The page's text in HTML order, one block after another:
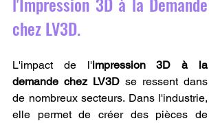
chez LV3D.
L'impact de l'impression 3D à la
demande chez LV3D se ressent dans
de nombreux secteurs. Dans l'industrie,
elle permet de créer des pièces de